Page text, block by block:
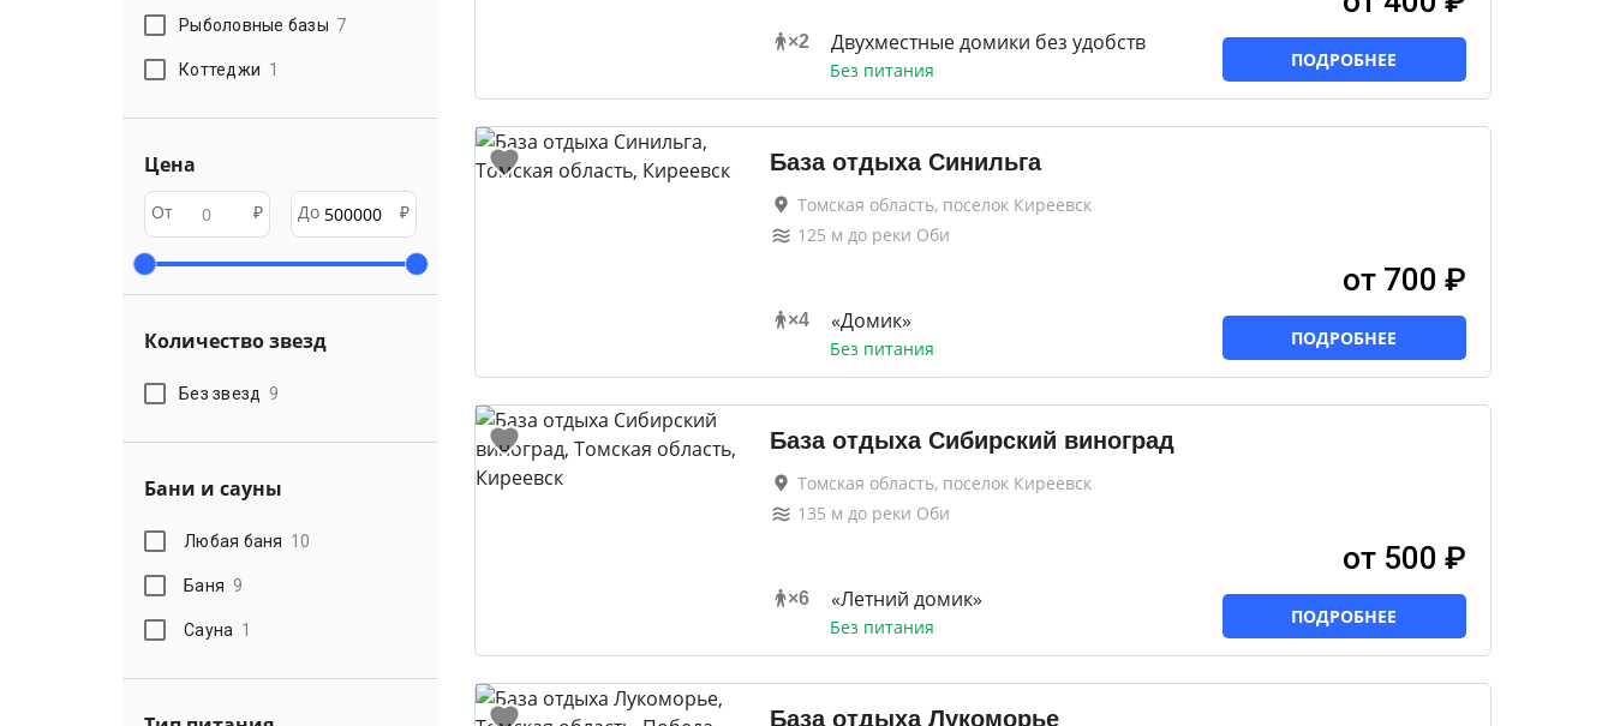
Рыболовные базы 7
Коттеджи 1
Цена
От ₽ До ₽
Количество звезд
Без звезд 9
Бани и сауны
Любая баня 10
Баня 9
Сауна 1
×2 Двухместные домики без удобств
Без питания ПОДРОБНЕЕ
База отдыха Синильга
Томская область, поселок Киреевск
125 м до реки Оби
×4 «Домик»
Без питания
от 700 ₽
ПОДРОБНЕЕ
База отдыха Сибирский виноград
Томская область, поселок Киреевск
135 м до реки Оби
×6 «Летний домик»
Без питания
от 500 ₽
ПОДРОБНЕЕ
База отдыха Лукоморье